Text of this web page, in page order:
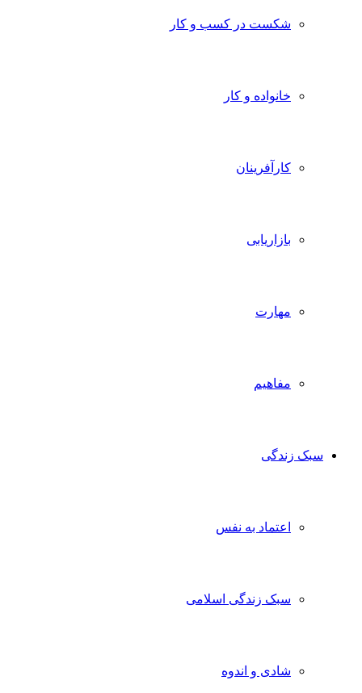
شکست در کسب و کار
خانواده و کار
کارآفرینان
بازاریابی
مهارت
مفاهیم
سبک زندگی
اعتماد به نفس
سبک زندگی اسلامی
شادی و اندوه